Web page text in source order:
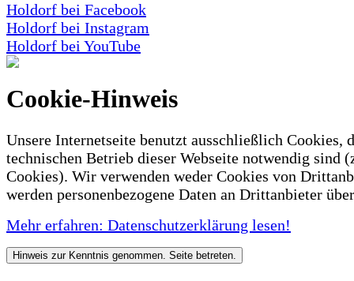
Holdorf bei Facebook
Holdorf bei Instagram
Holdorf bei YouTube
Cookie-Hinweis
Unsere Internetseite benutzt ausschließlich Cookies,
technischen Betrieb dieser Webseite notwendig sind
Cookies). Wir verwenden weder Cookies von
werden personenbezogene Daten an Drittanbieter
Mehr erfahren: Datenschutzerklärung lesen!
Hinweis zur Kenntnis genommen. Seite betreten.